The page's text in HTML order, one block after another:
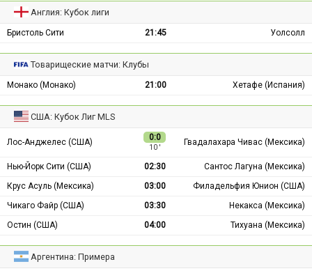
Англия: Кубок лиги
Бристоль Сити 21:45 Уолсолл
Товарищеские матчи: Клубы
Монако (Монако) 21:00 Хетафе (Испания)
США: Кубок Лиг MLS
Лос-Анджелес (США) 0:0
10 ′
Гвадалахара Чивас (Мексика)
Нью-Йорк Сити (США) 02:30
Сантос Лагуна (Мексика)
Крус Асуль (Мексика)
03:00
Филадельфия Юнион (США)
Чикаго Файр (США)
03:30
Некакса (Мексика)
Остин (США)
04:00 Тихуана (Мексика)
Аргентина: Примера